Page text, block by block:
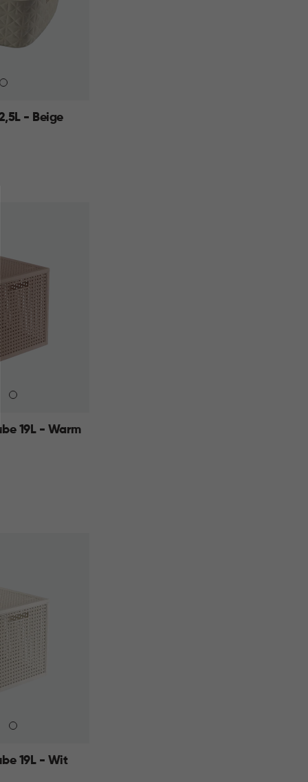
- Beige
19L - Warm
19L - Wit